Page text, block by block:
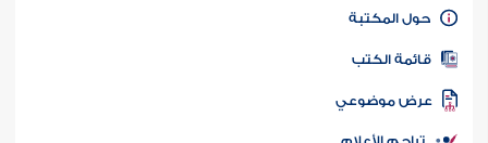
كتاب الأمة
المكتبة
الكتب